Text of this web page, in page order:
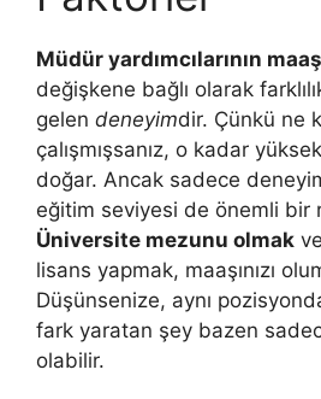
Müdür yardımcılarının
değişkene bağlı olarak
gelen deneyimdir. Çünkü ne
çalışmışsanız, o kadar
doğar. Ancak sadece
eğitim seviyesi de önemli bir
Üniversite mezunu olmak
lisans yapmak, maaşınızı
Düşünsenize, aynı
fark yaratan şey bazen
olabilir.